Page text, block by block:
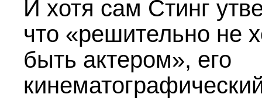
И хотя сам Стинг
что «решительно не
быть актером», его